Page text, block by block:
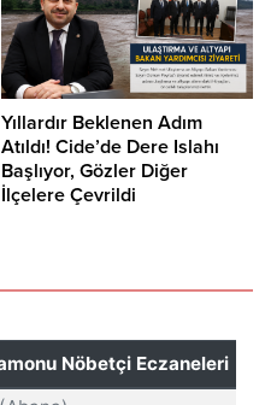
Yıllardır Beklenen Adım
Atıldı! Cide’de Dere Islahı
Başlıyor, Gözler Diğer
İlçelere Çevrildi